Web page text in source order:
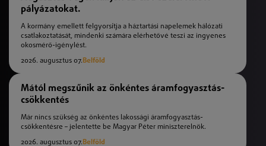
pályázatokat.
A kormány emellett felgyorsítja a háztartási napelemek hálózati
csatlakoztatását, mindenki számára elérhetővé teszi az ingyenes
okosmérő-igénylést.
2026. augusztus 07.Belföld
Mától megszűnik az önkéntes áramfogyasztás-
csökkentés
Már nincs szükség az önkéntes lakossági áramfogyasztás-
csökkentésre – jelentette be Magyar Péter miniszterelnök.
2026. augusztus 07.Belföld